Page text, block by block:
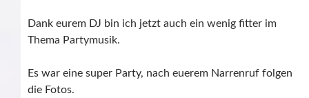
Dank eurem DJ bin ich jetzt auch ein wenig fitter im
Thema Partymusik.
Es war eine super Party, nach euerem Narrenruf folgen
die Fotos.